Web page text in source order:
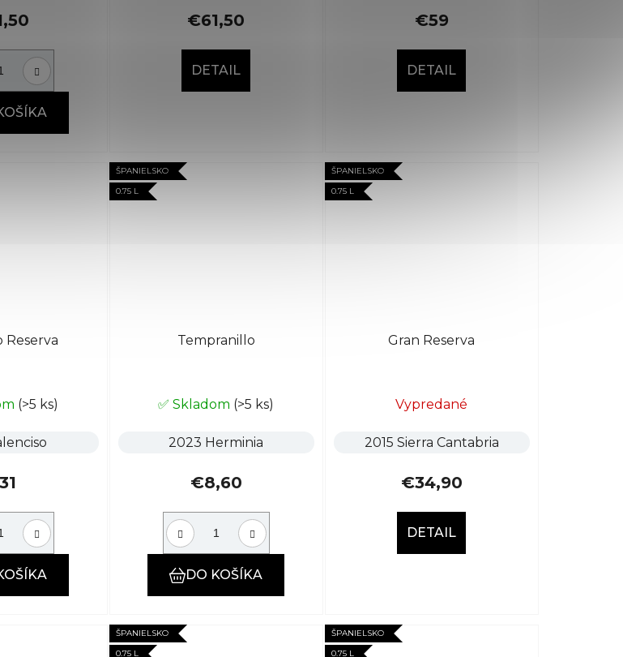
€61,50
DETAIL
€59
DETAIL
Reserva
(>5 ks)
ŠPANIELSKO
0.75 L
Tempranillo
✅ Skladom (>5 ks)
2023 Herminia
€8,60
DO KOŠÍKA
ŠPANIELSKO
0.75 L
Gran Reserva
Vypredané
2015 Sierra Cantabria
€34,90
DETAIL
ŠPANIELSKO
0.75 L
ŠPANIELSKO
0.75 L